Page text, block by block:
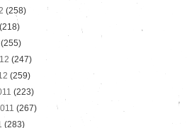
(258)
(218)
(255)
(247)
(259)
(223)
(267)
(283)